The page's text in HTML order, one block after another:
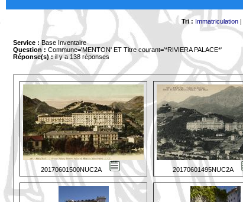
Tri : Immatriculation|
Service : Base Inventaire
Question : Commune='MENTON' ET Titre courant='*RIVIERA PALACE*'
Réponse(s) :il y a 138 réponses
20170601500NUC2A 20170601495NUC2A